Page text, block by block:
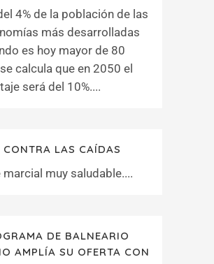
4% de la población de las
más desarrolladas
es hoy mayor de 80
calcula que en 2050 el
será del 10%....
LAS CAÍDAS
marcial muy saludable....
DE BALNEARIO
AMPLÍA SU OFERTA CON